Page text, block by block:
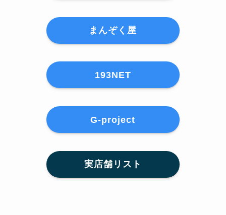
まんぞく屋
193NET
G-project
実店舗リスト